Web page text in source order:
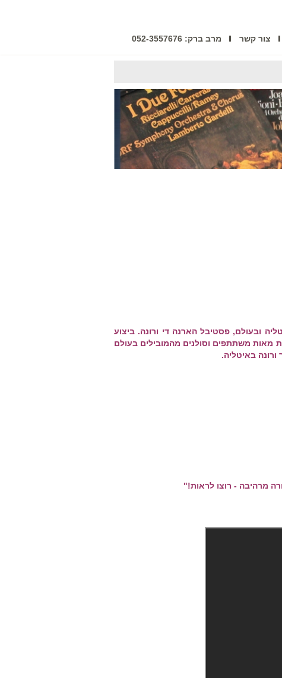
צור קשר מרב ברק: 052-3557676
ובעולם, פסטיבל הארנה די ורונה. ביצוע
מאות משתתפים וסולנים מהמובילים בעולם
באיטליה.
מרהיבה - רוצו לראות!"